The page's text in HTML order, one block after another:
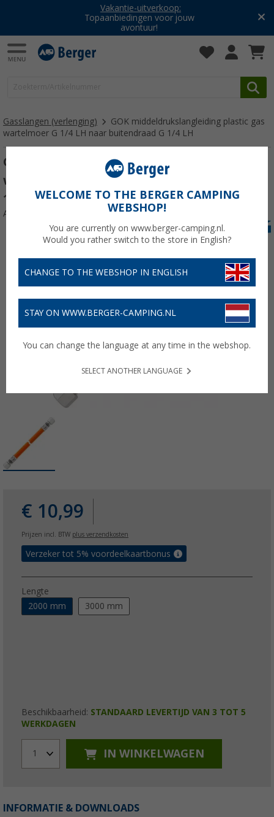
Vakantie-uitverkoop:
Topaanbiedingen voor jouw
avontuur!
Gasslangen (verlenging)
GOK middeldrukslangleiding plastic gas
wartelmoer G 1/4 LH naar buitendraad G 1/4 LH
GOK middeldrukslangleiding plastic gas
wartelmoer G 1/4 LH naar buitendraad G
1/4 LH 2000 mm
Artikelnr: 704352
€ 10,99
Prijzen incl. BTW plus verzendkosten
Verzeker tot 5% voordeelkaartbonus
Lengte
2000 mm
3000 mm
Beschikbaarheid: STANDAARD LEVERTIJD VAN 3 TOT 5
WERKDAGEN
1 IN WINKELWAGEN
INFORMATIE & DOWNLOADS
WELCOME TO THE BERGER CAMPING
WEBSHOP!
You are currently on www.berger-camping.nl.
Would you rather switch to the store in English?
CHANGE TO THE WEBSHOP IN ENGLISH
STAY ON WWW.BERGER-CAMPING.NL
You can change the language at any time in the webshop.
SELECT ANOTHER LANGUAGE